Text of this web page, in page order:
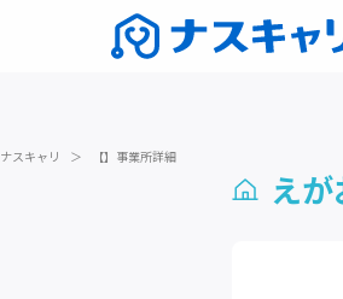
ナスキャリ ＞ 【】事業所詳細
え